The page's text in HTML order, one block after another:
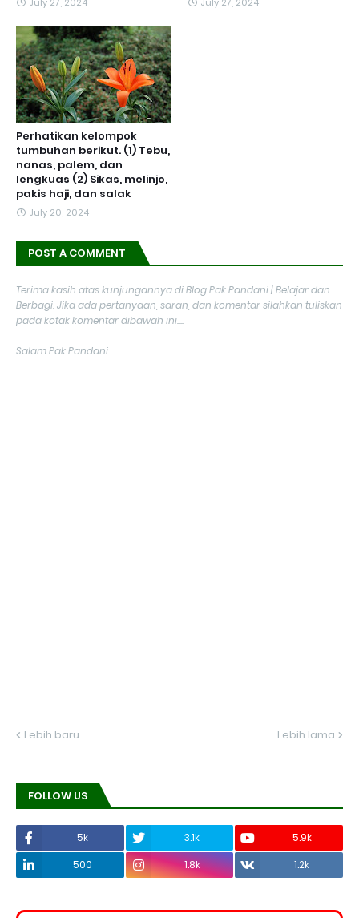
July 27, 2024 July 27, 2024
Perhatikan kelompok
tumbuhan berikut. (1) Tebu,
nanas, palem, dan
lengkuas (2) Sikas, melinjo,
pakis haji, dan salak
July 20, 2024
POST A COMMENT
Terima kasih atas kunjungannya di Blog Pak Pandani | Belajar dan
Berbagi. Jika ada pertanyaan, saran, dan komentar silahkan tuliskan
pada kotak komentar dibawah ini....
Salam Pak Pandani
Lebih baru Lebih lama
FOLLOW US
5k 3.1k
5.9k
500
1.8k 1.2k